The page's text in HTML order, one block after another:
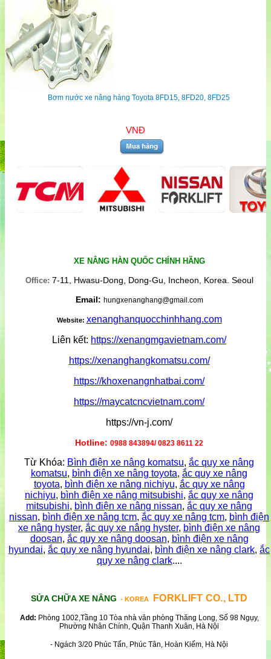
Bơm nước xe nâng hàng Toyota 8FD15, 8FD20, 8FD25
VNĐ
XE NÂNG HÀN QUỐC CHÍNH HÃNG
Office: 7-11, Hwasu-Dong, Dong-Gu, Incheon, Korea. Seoul
Email: hungxenanghang@gmail.com
Website: xenanghanquocchinhhang.com
Liên kết: https://xenangmgavietnam.com/
https://xenanghangkomatsu.com/
https://khoxenangnhatbai.com/
https://maycatcncvietnam.com/
https://vn-j.com/
Hotline: 0988 843894/ 0823 8611 22
Từ Khóa: Bình điện xe nâng komatsu, ắc quy xe nâng
komatsu, bình điện xe nâng toyota, ắc quy xe nâng
toyota, bình điện xe nâng nichiyu, ắc quy xe nâng
nichiyu, bình điện xe nâng mitsubishi, ắc quy xe nâng
mitsubishi, bình điện xe nâng nissan, ắc quy xe nâng
nissan, bình điện xe nâng tcm, ắc quy xe nâng tcm, bình điện
xe nâng hyster, ắc quy xe nâng hyster, bình điện xe nâng
doosan, ắc quy xe nâng doosan, bình điện xe nâng
hyundai, ắc quy xe nâng hyundai, bình điện xe nâng clark, ắc
quy xe nâng clark....
SỬA CHỮA XE NÂNG - KOREA FORKLIFT CO., LTD
Add: Phòng 1002,Tầng 10 Tòa nhà văn phòng Thăng Long, Số 98 Ngụy,
Phường Nhân Chính, Quận Thanh Xuân, Hà Nội
- Ngách 3/20 Phúc Tấn, Phúc Tân, Hoàn Kiếm, Hà Nội